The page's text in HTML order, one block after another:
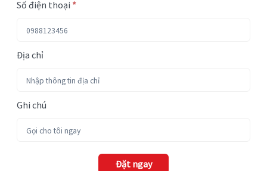
Số điện thoại *
Địa chỉ
Ghi chú
Đặt ngay